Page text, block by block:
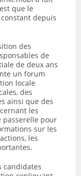
que le
depuis
des
de
de deux ans
un forum
locale
des
ainsi que des
les
passerelle pour
sur les
les
candidates